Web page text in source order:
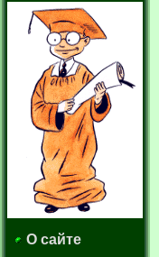
О сайте